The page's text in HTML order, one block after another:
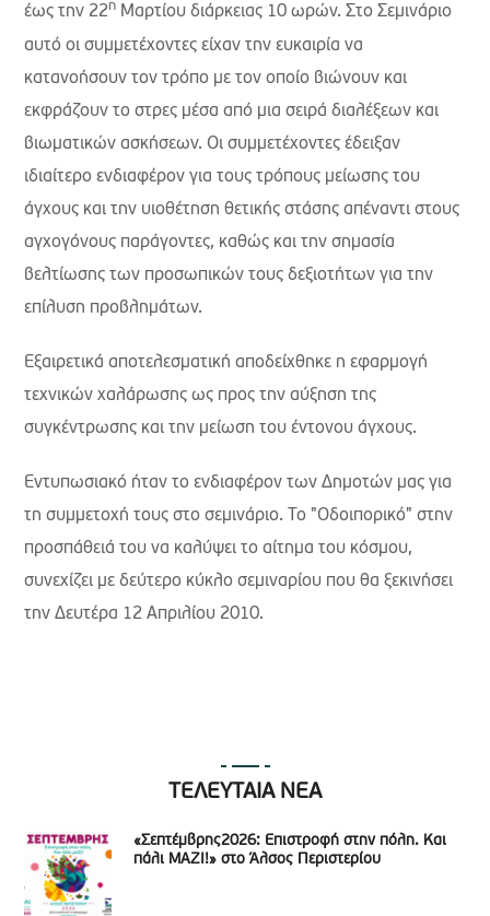
έως την 22η Μαρτίου διάρκειας 10 ωρών. Στο Σεμινάριο
αυτό οι συμμετέχοντες είχαν την ευκαιρία να
κατανοήσουν τον τρόπο με τον οποίο βιώνουν και
εκφράζουν το στρες μέσα από μια σειρά διαλέξεων και
βιωματικών ασκήσεων. Οι συμμετέχοντες έδειξαν
ιδιαίτερο ενδιαφέρον για τους τρόπους μείωσης του
άγχους και την υιοθέτηση θετικής στάσης απέναντι στους
αγχογόνους παράγοντες, καθώς και την σημασία
βελτίωσης των προσωπικών τους δεξιοτήτων για την
επίλυση προβλημάτων.
Εξαιρετικά αποτελεσματική αποδείχθηκε η εφαρμογή
τεχνικών χαλάρωσης ως προς την αύξηση της
συγκέντρωσης και την μείωση του έντονου άγχους.
Εντυπωσιακό ήταν το ενδιαφέρον των Δημοτών μας για
τη συμμετοχή τους στο σεμινάριο. Το "Οδοιπορικό" στην
προσπάθειά του να καλύψει το αίτημα του κόσμου,
συνεχίζει με δεύτερο κύκλο σεμιναρίου που θα ξεκινήσει
την Δευτέρα 12 Απριλίου 2010.
ΤΕΛΕΥΤΑΙΑ ΝΕΑ
«Σεπτέμβρης2026: Επιστροφή στην πόλη. Και
πάλι ΜΑΖΙ!» στο Άλσος Περιστερίου